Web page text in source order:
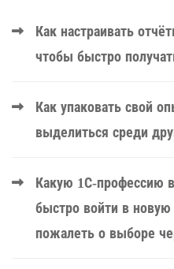
Как настраивать
чтобы быстро
Как упаковать свой
выделиться среди
Какую 1С-профессию
быстро войти в
пожалеть о выборе